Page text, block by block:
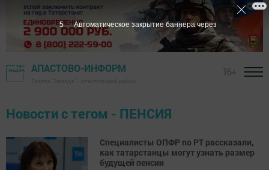
АПАСТОВО-ИНФОРМ
Новости с тегом - ПЕНСИЯ
Специалисты ОПФР по РТ рассказали,
как татарстанцы могут узнать размер
будущей пенсии
5 Автоматическое закрытие баннера через